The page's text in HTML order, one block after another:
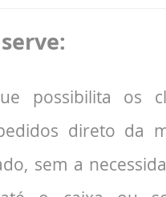
possibilita os
direto da
sem a